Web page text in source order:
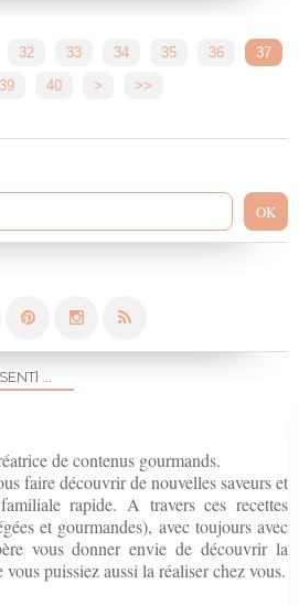
32 33 34 35 36
37
39 40 > >>
...
de contenus gourmands.
faire découvrir de nouvelles saveurs et
rapide. A travers ces recettes
et gourmandes), avec toujours avec
vous donner envie de découvrir la
puissiez aussi la réaliser chez vous.